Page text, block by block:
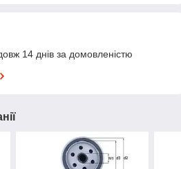
14 днів за домовленістю